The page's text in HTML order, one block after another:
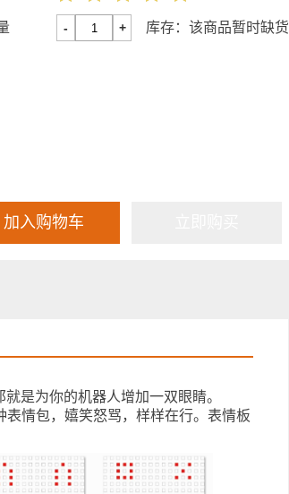
- + 库存： 该商品暂时缺货
加入购物车
是为你的机器人增加一双眼睛。
情包，嬉笑怒骂，样样在行。表情板